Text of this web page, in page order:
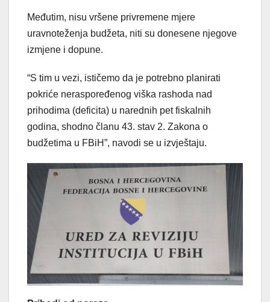
Međutim, nisu vršene privremene mjere
uravnoteženja budžeta, niti su donesene njegove
izmjene i dopune.
“S tim u vezi, ističemo da je potrebno planirati
pokriće neraspoređenog viška rashoda nad
prihodima (deficita) u narednih pet fiskalnih
godina, shodno članu 43. stav 2. Zakona o
budžetima u FBiH”, navodi se u izvještaju.